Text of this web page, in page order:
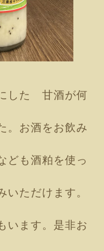
した 甘酒が何
。お酒をお飲み
ども酒粕を使っ
いただけます。
います。是非お